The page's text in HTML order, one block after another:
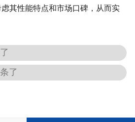
其性能特点和市场口碑，从而实
了